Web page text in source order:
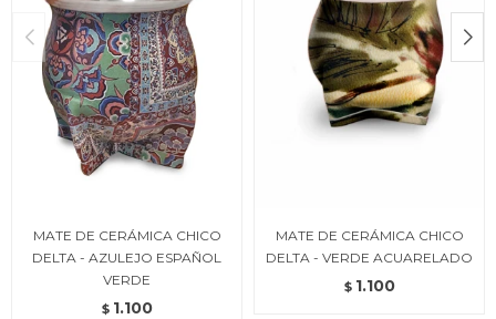
MATE DE CERÁMICA CHICO
DELTA - AZULEJO ESPAÑOL
VERDE
$ 1.100
MATE DE CERÁMICA CHICO
DELTA - VERDE ACUARELADO
$ 1.100